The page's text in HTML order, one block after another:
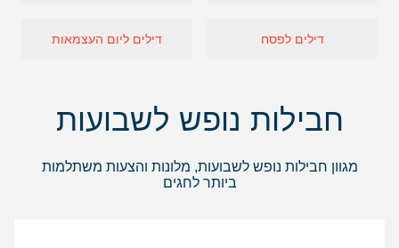
דילים לפסח דילים ליום העצמאות
חבילות נופש לשבועות
מגוון חבילות נופש לשבועות, מלונות והצעות משתלמות
ביותר לחגים